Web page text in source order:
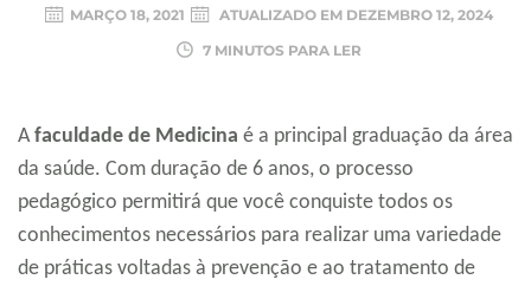
MARÇO 18, 2021 ATUALIZADO EM DEZEMBRO 12, 2024
7 MINUTOS PARA LER
Afaculdade de Medicina é a principal graduação da área
da saúde. Com duração de 6 anos, o processo
pedagógico permitirá que você conquiste todos os
conhecimentos necessários para realizar uma variedade
de práticas voltadas à prevenção e ao tratamento de